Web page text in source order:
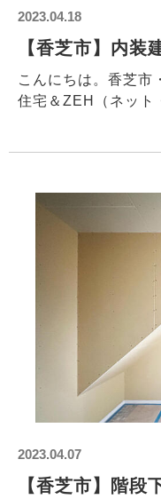
2023.04.18
【香芝市】内装
こんにちは。香芝市
住宅＆ZEH（ネット
2023.04.07
【香芝市】階段